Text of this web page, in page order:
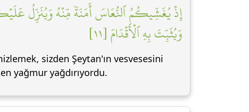
إِذۡ يُغَشِّيكُمُ ٱلنُّعَاسَ أَمَنَةٗ مِّنۡهُ وَيُنَزِّلُ
وَيُثَبِّتَ بِهِ ٱلۡأَقۡدَامَ [١١]
sizden Şeytan'ın vesvesesini
yağmur yağdırıyordu.